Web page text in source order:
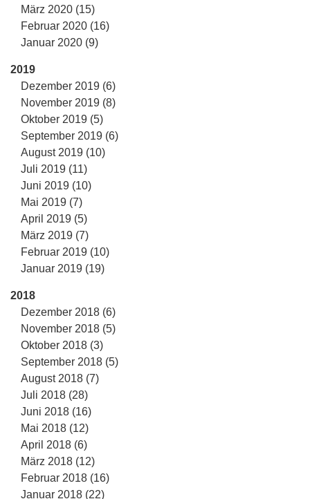
März 2020 (15)
Februar 2020 (16)
Januar 2020 (9)
2019
Dezember 2019 (6)
November 2019 (8)
Oktober 2019 (5)
September 2019 (6)
August 2019 (10)
Juli 2019 (11)
Juni 2019 (10)
Mai 2019 (7)
April 2019 (5)
März 2019 (7)
Februar 2019 (10)
Januar 2019 (19)
2018
Dezember 2018 (6)
November 2018 (5)
Oktober 2018 (3)
September 2018 (5)
August 2018 (7)
Juli 2018 (28)
Juni 2018 (16)
Mai 2018 (12)
April 2018 (6)
März 2018 (12)
Februar 2018 (16)
Januar 2018 (22)